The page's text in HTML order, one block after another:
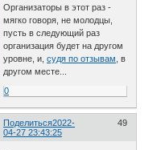
Организаторы в этот раз -
мягко говоря, не молодцы,
пусть в следующий раз
организация будет на другом
уровне, и,судя по отзывам , в
другом месте...
0
Поделиться 49
2022-
04-27 23:43:25